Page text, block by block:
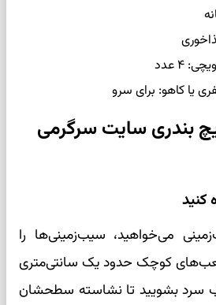
۴ عدد
یا کاهو: برای سرو
بندری سایت سرگرمی
می‌خواهید، سیب‌زمینی‌ها را
کوچک حدود یک سانتی‌متری
آب سرد بشویید تا نشاسته سطحشان